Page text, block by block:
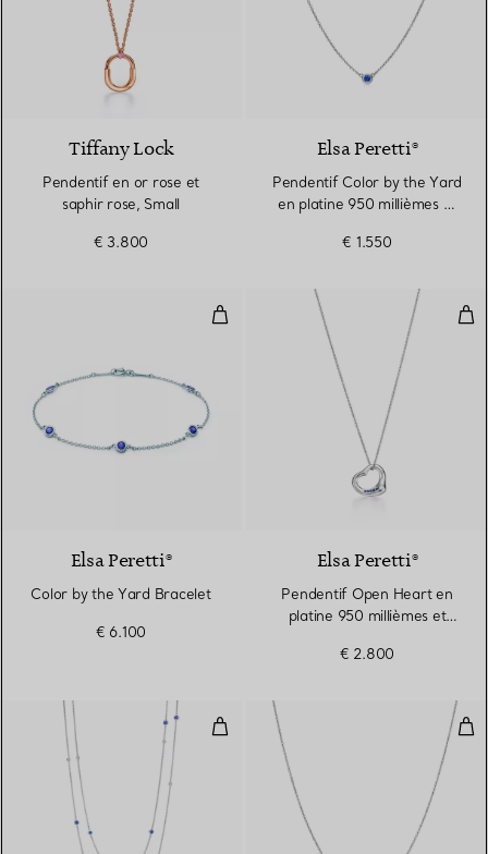
Tiffany Lock
Pendentif en or rose et
saphir rose, Small
€ 3.800
Elsa Peretti®
Pendentif Color by the Yard
en platine 950 millièmes et
€ 1.550
Color by the Yard Bracelet
Elsa Peretti®
Color by the Yard Bracelet
€ 6.100
Elsa Peretti®
Pendentif Open Heart en
platine 950 millièmes et
€ 2.800
Sautoir clairsemé Color by the